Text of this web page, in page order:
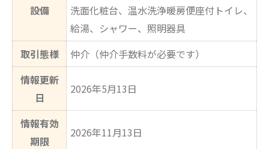
設備
洗面化粧台、温水洗浄暖房便座付トイレ、
給湯、シャワー、照明器具
取引態様
仲介（仲介手数料が必要です）
情報更新
日
2026年5月13日
情報有効
期限
2026年11月13日